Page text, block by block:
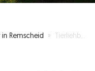
Remscheid » Tierliehbhaber